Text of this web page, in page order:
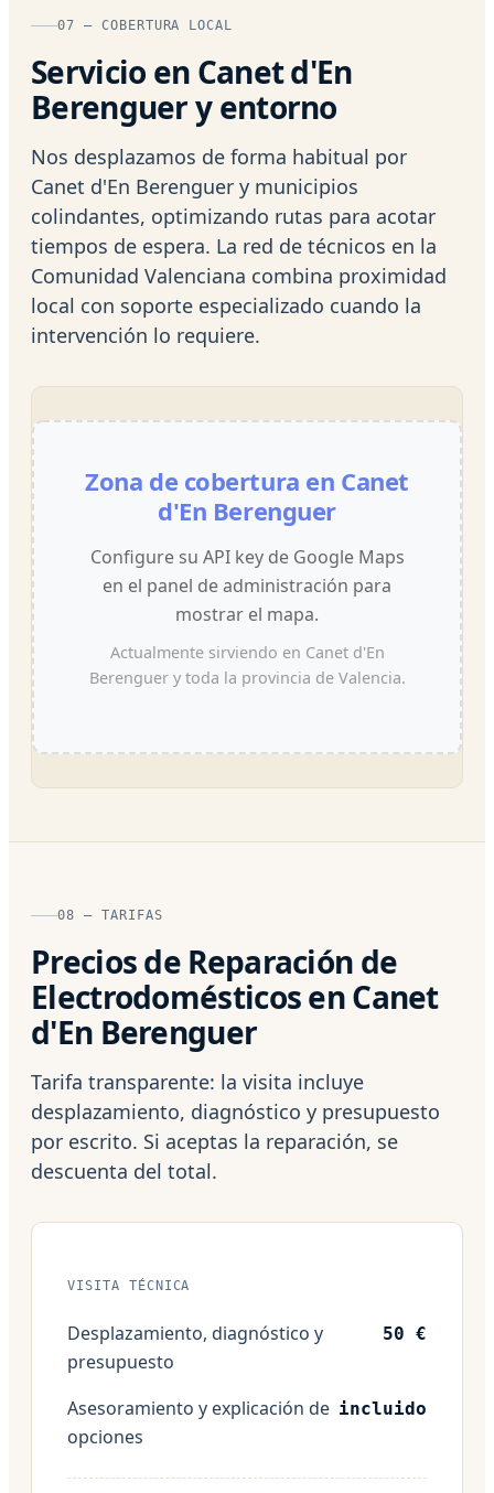
07 — COBERTURA LOCAL
Servicio en Canet d'En
Berenguer y entorno
Nos desplazamos de forma habitual por
Canet d'En Berenguer y municipios
colindantes, optimizando rutas para acotar
tiempos de espera. La red de técnicos en la
Comunidad Valenciana combina proximidad
local con soporte especializado cuando la
intervención lo requiere.
Zona de cobertura en Canet
d'En Berenguer
Configure su API key de Google Maps
en el panel de administración para
mostrar el mapa.
Actualmente sirviendo en Canet d'En
Berenguer y toda la provincia de Valencia.
08 — TARIFAS
Precios de Reparación de
Electrodomésticos en Canet
d'En Berenguer
Tarifa transparente: la visita incluye
desplazamiento, diagnóstico y presupuesto
por escrito. Si aceptas la reparación, se
descuenta del total.
VISITA TÉCNICA
Desplazamiento, diagnóstico y
presupuesto
50 €
Asesoramiento y explicación de
opciones
incluido